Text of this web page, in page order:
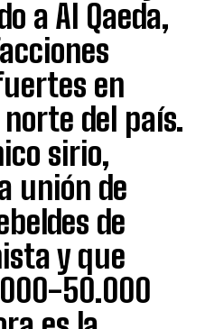
a Al Qaeda,
en
del país.
sirio,
unión de
de
y que
50.000